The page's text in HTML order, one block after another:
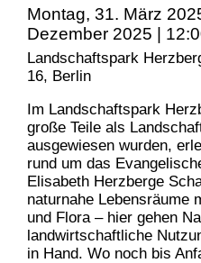
Montag, 31. März
Dezember 2025 |
Landschaftspark
16, Berlin
Im Landschaftspark
große Teile als
ausgewiesen wurden,
rund um das
Elisabeth Herzberge
naturnahe Lebensräume
und Flora – hier gehen
landwirtschaftliche
in Hand. Wo noch bis